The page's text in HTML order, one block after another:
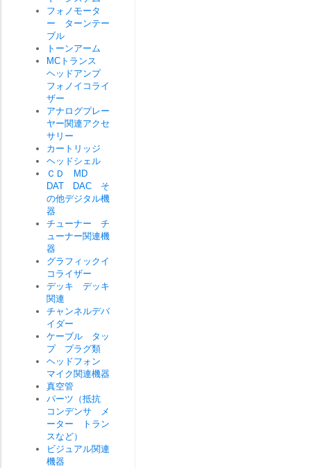
フォノモータ
ー ターンテー
ブル
トーンアーム
MCトランス
ヘッドアンプ
フォノイコライ
ザー
アナログプレー
ヤー関連アクセ
サリー
カートリッジ
ヘッドシェル
ＣＤ MD
DAT DAC そ
の他デジタル機
器
チューナー チ
ューナー関連機
器
グラフィックイ
コライザー
デッキ デッキ
関連
チャンネルデバ
イダー
ケーブル タッ
プ プラグ類
ヘッドフォン
マイク関連機器
真空管
パーツ（抵抗
コンデンサ メ
ーター トラン
スなど）
ビジュアル関連
機器